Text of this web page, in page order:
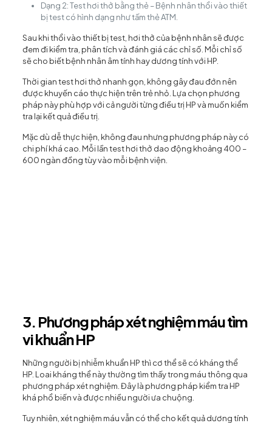
Dạng 2: Test hơi thở bằng thẻ – Bệnh nhân thổi vào thiết
bị test có hình dạng như tấm thẻ ATM.
Sau khi thổi vào thiết bị test, hơi thở của bệnh nhân sẽ được
đem đi kiểm tra, phân tích và đánh giá các chỉ số. Mỗi chỉ số
sẽ cho biết bệnh nhân âm tính hay dương tính với HP.
Thời gian test hơi thở nhanh gọn, không gây đau đớn nên
được khuyến cáo thực hiện trên trẻ nhỏ. Lựa chọn phương
pháp này phù hợp với cả người từng điều trị HP và muốn kiểm
tra lại kết quả điều trị.
Mặc dù dễ thực hiện, không đau nhưng phương pháp này có
chi phí khá cao. Mỗi lần test hơi thở dao động khoảng 400 –
600 ngàn đồng tùy vào mỗi bệnh viện.
3. Phương pháp xét nghiệm máu tìm
vi khuẩn HP
Những người bị nhiễm khuẩn HP thì cơ thể sẽ có kháng thể
HP. Loai kháng thể này thường tìm thấy trong máu thông qua
phương pháp xét nghiệm. Đây là phương pháp kiểm tra HP
khá phổ biến và được nhiều người ưa chuộng.
Tuy nhiên, xét nghiệm máu vẫn có thể cho kết quả dương tính